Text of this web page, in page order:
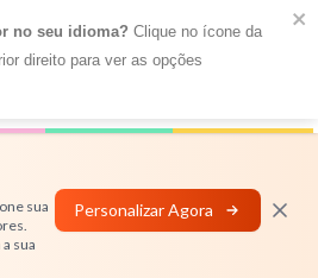
MENU
sua
sua
Personalizar Agora
no seu idioma? Clique no ícone da
direito para ver as opções